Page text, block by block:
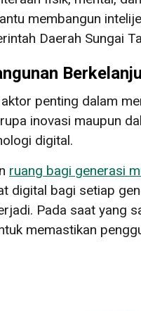
membangun
Daerah Sungai
penting dalam
inovasi maupun
digital.
ruang bagi generasi
digital bagi setiap
Pada saat yang
memastikan